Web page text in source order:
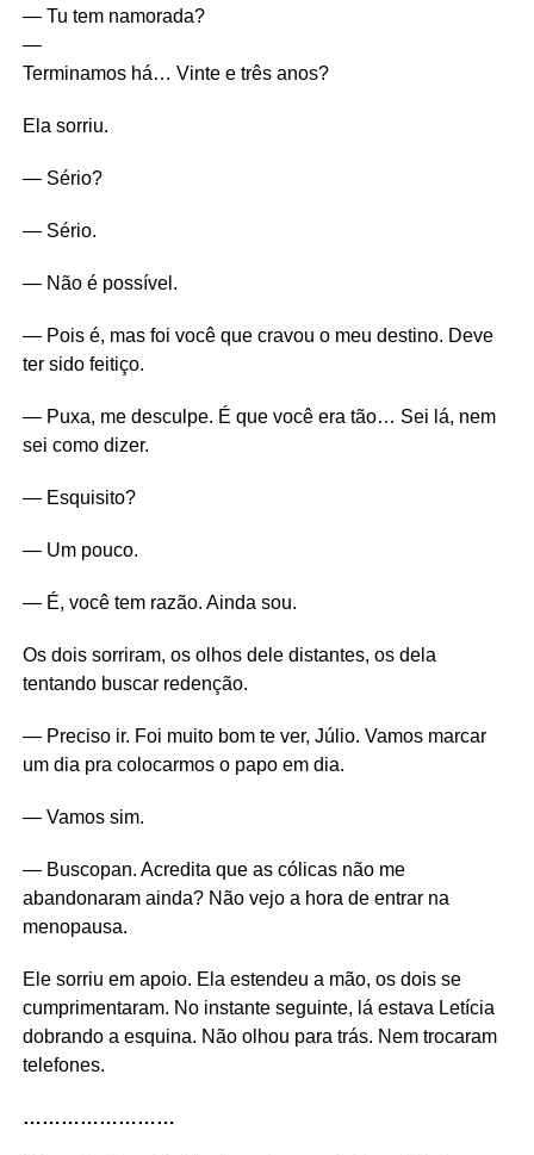
— Tu tem namorada?
—
Terminamos há… Vinte e três anos?
Ela sorriu.
— Sério?
— Sério.
— Não é possível.
— Pois é, mas foi você que cravou o meu destino. Deve
ter sido feitiço.
— Puxa, me desculpe. É que você era tão… Sei lá, nem
sei como dizer.
— Esquisito?
— Um pouco.
— É, você tem razão. Ainda sou.
Os dois sorriram, os olhos dele distantes, os dela
tentando buscar redenção.
— Preciso ir. Foi muito bom te ver, Júlio. Vamos marcar
um dia pra colocarmos o papo em dia.
— Vamos sim.
— Buscopan. Acredita que as cólicas não me
abandonaram ainda? Não vejo a hora de entrar na
menopausa.
Ele sorriu em apoio. Ela estendeu a mão, os dois se
cumprimentaram. No instante seguinte, lá estava Letícia
dobrando a esquina. Não olhou para trás. Nem trocaram
telefones.
……………………